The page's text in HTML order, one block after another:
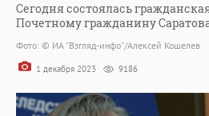
Сегодня состоялась
Почетному гражданину
Фото: © ИА "Взгляд-инфо"/Алексей Кошелев
1 декабря 2023 9186